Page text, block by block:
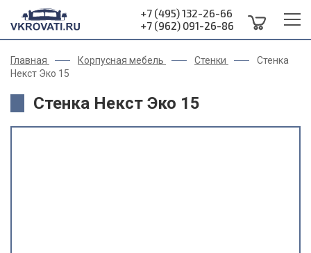
+7 (495) 132-26-66
+7 (962) 091-26-86
Главная Корпусная мебель Стенки
Стенка
Некст Эко 15
Стенка Некст Эко 15